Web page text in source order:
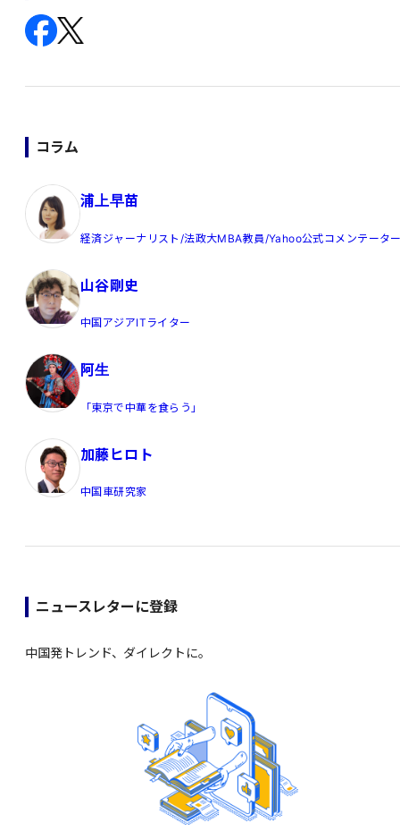
コラム
浦上早苗
経済ジャーナリスト/法政大MBA教員/Yahoo公式コメンテータ
山谷剛史
中国アジアITライター
阿生
「東京で中華を食らう」
加藤ヒロト
中国車研究家
ニュースレターに登録
中国発トレンド、ダイレクトに。